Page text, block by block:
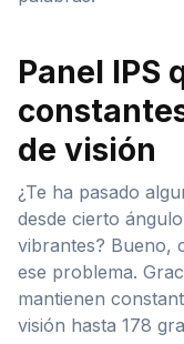
Panel IPS
de visión
¿Te ha pasado
desde cierto
vibrantes? Bueno,
ese problema.
mantienen
visión hasta 178